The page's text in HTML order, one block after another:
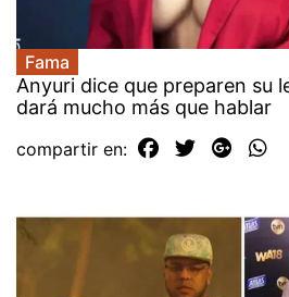
Fama
Anyuri dice que preparen su
dará mucho más que hablar
compartir en: